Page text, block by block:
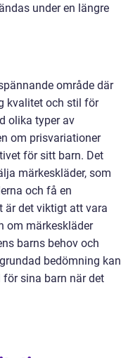
under en längre
område där
kvalitet och stil för
olika typer av
om prisvariationer
för sitt barn. Det
märkeskläder, som
och få en
är det viktigt att vara
om märkeskläder
barns behov och
bedömning kan
sina barn när det